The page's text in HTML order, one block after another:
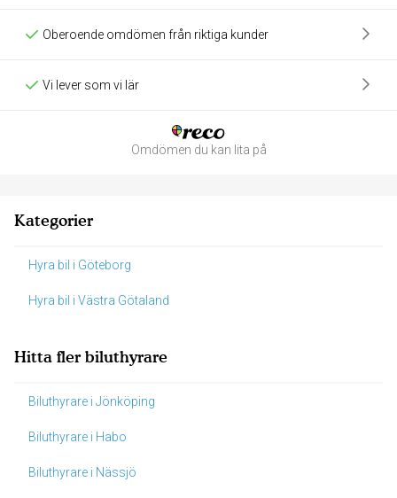
Oberoende omdömen från riktiga kunder
Vi lever som vi lär
Omdömen du kan lita på
Kategorier
Hyra bil i Göteborg
Hyra bil i Västra Götaland
Hitta fler biluthyrare
Biluthyrare i Jönköping
Biluthyrare i Habo
Biluthyrare i Nässjö